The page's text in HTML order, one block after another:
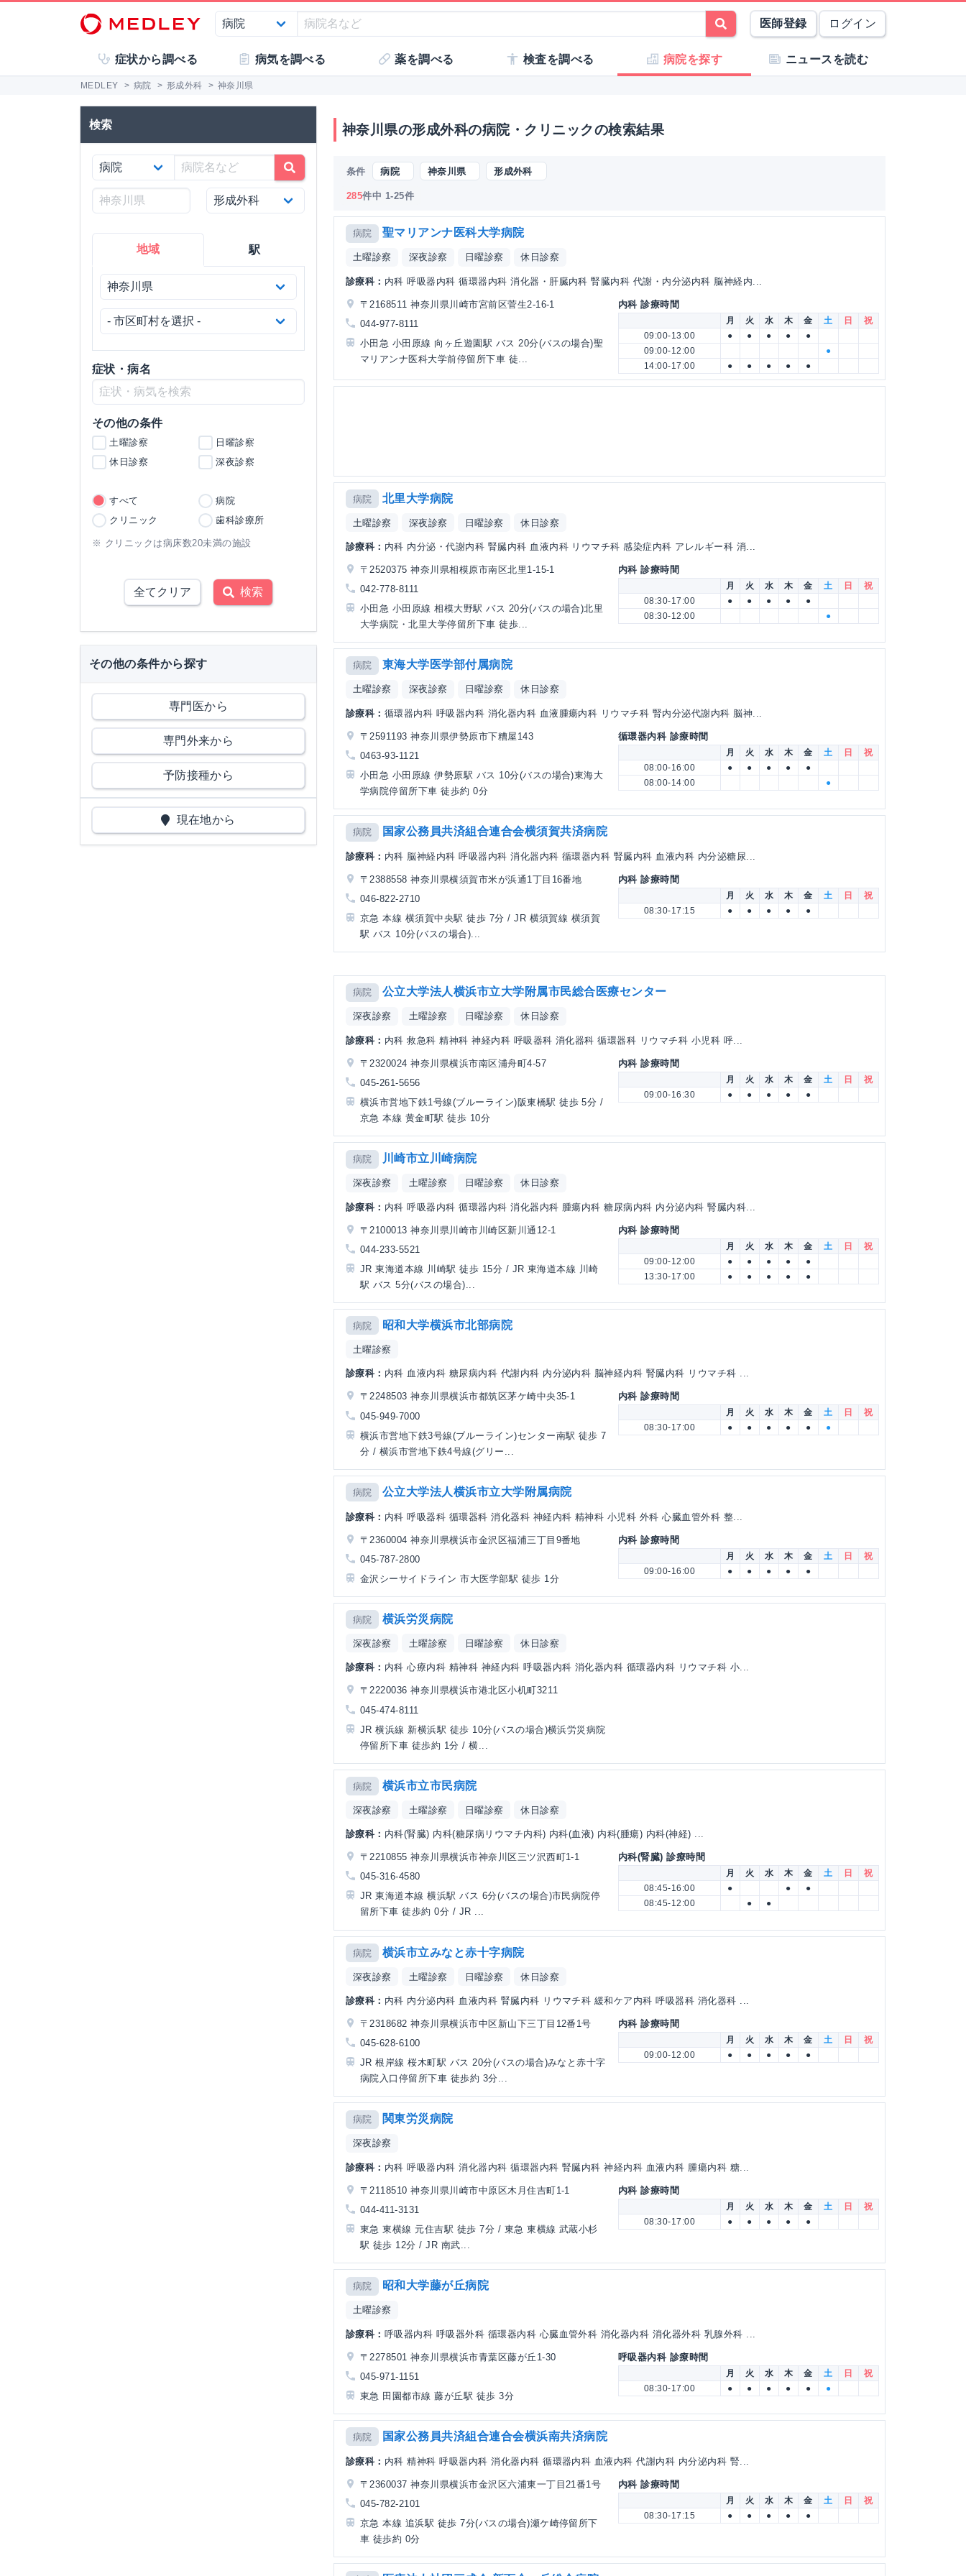
医師登録 ログイン
症状から調べる 病気を調べる 薬を調べる 検査を調べる 病院を探す ニュースを読む
MEDLEY > 病院 > 形成外科 > 神奈川県
検索
地域 駅
症状・病名
その他の条件
土曜診察
日曜診察
休日診察
深夜診察
すべて
病院
クリニック
歯科診療所
※ クリニックは病床数20未満の施設
全てクリア 検索
その他の条件から探す
専門医から
専門外来から
予防接種から
現在地から
神奈川県の形成外科の病院・クリニックの検索結果
条件 病院 神奈川県 形成外科
285件中 1-25件
病院 聖マリアンナ医科大学病院
土曜診察 深夜診察 日曜診察 休日診察
診療科： 内科 呼吸器内科 循環器内科 消化器・肝臓内科 腎臓内科 代謝・内分泌内科 脳神経内...
〒2168511 神奈川県川崎市宮前区菅生2-16-1
044-977-8111
小田急 小田原線 向ヶ丘遊園駅 バス 20分(バスの場合)聖
マリアンナ医科大学前停留所下車 徒...
内科 診療時間
月 火 水 木 金 土 日
祝
09:00-13:00
● ● ● ●
●
09:00-12:00
●
14:00-17:00
● ● ● ● ●
病院 北里大学病院
土曜診察 深夜診察 日曜診察 休日診察
診療科： 内科 内分泌・代謝内科 腎臓内科 血液内科 リウマチ科 感染症内科 アレルギー科 消...
〒2520375 神奈川県相模原市南区北里1-15-1
042-778-8111
小田急 小田原線 相模大野駅 バス 20分(バスの場合)北里
大学病院・北里大学停留所下車 徒歩...
内科 診療時間
月 火 水 木 金 土 日
祝
08:30-17:00
● ● ● ●
●
08:30-12:00
●
病院 東海大学医学部付属病院
土曜診察 深夜診察 日曜診察 休日診察
診療科： 循環器内科 呼吸器内科 消化器内科 血液腫瘍内科 リウマチ科 腎内分泌代謝内科 脳神...
〒2591193 神奈川県伊勢原市下糟屋143
0463-93-1121
小田急 小田原線 伊勢原駅 バス 10分(バスの場合)東海大
学病院停留所下車 徒歩約 0分
循環器内科 診療時間
月 火 水 木 金 土 日
祝
08:00-16:00
● ● ● ●
●
08:00-14:00
●
病院 国家公務員共済組合連合会横須賀共済病院
診療科： 内科 脳神経内科 呼吸器内科 消化器内科 循環器内科 腎臓内科 血液内科 内分泌糖尿...
〒2388558 神奈川県横須賀市米が浜通1丁目16番地
046-822-2710
京急 本線 横須賀中央駅 徒歩 7分 / JR 横須賀線 横須賀
駅 バス 10分(バスの場合)...
内科 診療時間
月 火 水 木 金 土 日
祝
08:30-17:15
● ● ● ● ●
病院 公立大学法人横浜市立大学附属市民総合医療センター
深夜診察 土曜診察 日曜診察 休日診察
診療科： 内科 救急科 精神科 神経内科 呼吸器科 消化器科 循環器科 リウマチ科 小児科 呼...
〒2320024 神奈川県横浜市南区浦舟町4-57
045-261-5656
横浜市営地下鉄1号線(ブルーライン)阪東橋駅 徒歩 5分 /
京急 本線 黄金町駅 徒歩 10分
内科 診療時間
月 火 水 木 金 土 日
祝
09:00-16:30
● ● ● ● ●
病院 川崎市立川崎病院
深夜診察 土曜診察 日曜診察 休日診察
診療科： 内科 呼吸器内科 循環器内科 消化器内科 腫瘍内科 糖尿病内科 内分泌内科 腎臓内科...
〒2100013 神奈川県川崎市川崎区新川通12-1
044-233-5521
JR 東海道本線 川崎駅 徒歩 15分 / JR 東海道本線 川崎
駅 バス 5分(バスの場合)...
内科 診療時間
月 火 水 木 金 土 日
祝
09:00-12:00
● ● ● ●
●
13:30-17:00
● ● ● ● ●
病院 昭和大学横浜市北部病院
土曜診察
診療科： 内科 血液内科 糖尿病内科 代謝内科 内分泌内科 脳神経内科 腎臓内科 リウマチ科 ...
〒2248503 神奈川県横浜市都筑区茅ケ崎中央35-1
045-949-7000
横浜市営地下鉄3号線(ブルーライン)センター南駅 徒歩 7
分 / 横浜市営地下鉄4号線(グリー...
内科 診療時間
月 火 水 木 金 土 日
祝
08:30-17:00
● ● ● ● ● ●
病院 公立大学法人横浜市立大学附属病院
診療科： 内科 呼吸器科 循環器科 消化器科 神経内科 精神科 小児科 外科 心臓血管外科 整...
〒2360004 神奈川県横浜市金沢区福浦三丁目9番地
045-787-2800
金沢シーサイドライン 市大医学部駅 徒歩 1分
内科 診療時間
月 火 水 木 金 土 日
祝
09:00-16:00
● ● ● ● ●
病院 横浜労災病院
深夜診察 土曜診察 日曜診察 休日診察
診療科： 内科 心療内科 精神科 神経内科 呼吸器内科 消化器内科 循環器内科 リウマチ科 小...
〒2220036 神奈川県横浜市港北区小机町3211
045-474-8111
JR 横浜線 新横浜駅 徒歩 10分(バスの場合)横浜労災病院
停留所下車 徒歩約 1分 / 横...
病院 横浜市立市民病院
深夜診察 土曜診察 日曜診察 休日診察
診療科： 内科(腎臓) 内科(糖尿病リウマチ内科) 内科(血液) 内科(腫瘍) 内科(神経) ...
〒2210855 神奈川県横浜市神奈川区三ツ沢西町1-1
045-316-4580
JR 東海道本線 横浜駅 バス 6分(バスの場合)市民病院停
留所下車 徒歩約 0分 / JR ...
内科(腎臓) 診療時間
月 火 水 木 金 土 日
祝
08:45-16:00
● ●
●
08:45-12:00
● ●
病院 横浜市立みなと赤十字病院
深夜診察 土曜診察 日曜診察 休日診察
診療科： 内科 内分泌内科 血液内科 腎臓内科 リウマチ科 緩和ケア内科 呼吸器科 消化器科 ...
〒2318682 神奈川県横浜市中区新山下三丁目12番1号
045-628-6100
JR 根岸線 桜木町駅 バス 20分(バスの場合)みなと赤十字
病院入口停留所下車 徒歩約 3分...
内科 診療時間
月 火 水 木 金 土 日
祝
09:00-12:00
● ● ● ● ●
病院 関東労災病院
深夜診察
診療科： 内科 呼吸器内科 消化器内科 循環器内科 腎臓内科 神経内科 血液内科 腫瘍内科 糖...
〒2118510 神奈川県川崎市中原区木月住吉町1-1
044-411-3131
東急 東横線 元住吉駅 徒歩 7分 / 東急 東横線 武蔵小杉
駅 徒歩 12分 / JR 南武...
内科 診療時間
月 火 水 木 金 土 日
祝
08:30-17:00
● ● ● ● ●
病院 昭和大学藤が丘病院
土曜診察
診療科： 呼吸器内科 呼吸器外科 循環器内科 心臓血管外科 消化器内科 消化器外科 乳腺外科 ...
〒2278501 神奈川県横浜市青葉区藤が丘1-30
045-971-1151
東急 田園都市線 藤が丘駅 徒歩 3分
呼吸器内科 診療時間
月 火 水 木 金 土 日
祝
08:30-17:00
● ● ● ● ● ●
病院 国家公務員共済組合連合会横浜南共済病院
診療科： 内科 精神科 呼吸器内科 消化器内科 循環器内科 血液内科 代謝内科 内分泌内科 腎...
〒2360037 神奈川県横浜市金沢区六浦東一丁目21番1号
045-782-2101
京急 本線 追浜駅 徒歩 7分(バスの場合)瀬ケ崎停留所下
車 徒歩約 0分
内科 診療時間
月 火 水 木 金 土 日
祝
08:30-17:15
● ● ● ● ●